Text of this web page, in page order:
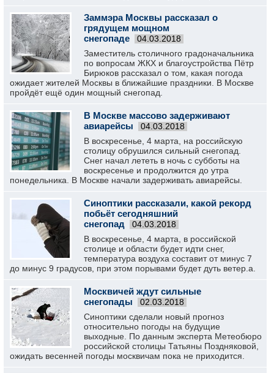
Заммэра Москвы рассказал о
грядущем мощном
снегопаде
04.03.2018
Заместитель столичного градоначальника
по вопросам ЖКХ и благоустройства Пётр
Бирюков рассказал о том, какая погода
ожидает жителей Москвы в ближайшие праздники. В Москве
пройдёт ещё один мощный снегопад.
В Москве массово задерживают
авиарейсы
04.03.2018
В воскресенье, 4 марта, на российскую
столицу обрушился сильный снегопад.
Снег начал лететь в ночь с субботы на
воскресенье и продолжится до утра
понедельника. В Москве начали задерживать авиарейсы.
Синоптики рассказали, какой рекорд
побьёт сегодняшний
снегопад
04.03.2018
В воскресенье, 4 марта, в российской
столице и области будет идти снег,
температура воздуха составит от минус 7
до минус 9 градусов, при этом порывами будет дуть ветер.а.
Москвичей ждут сильные
снегопады
02.03.2018
Синоптики сделали новый прогноз
относительно погоды на будущие
выходные. По данным эксперта Метеобюро
российской столицы Татьяны Поздняковой,
ожидать весенней погоды москвичам пока не приходится.